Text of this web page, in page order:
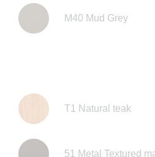
M40 Mud Grey
T1 Natural teak
51 Metal Textured